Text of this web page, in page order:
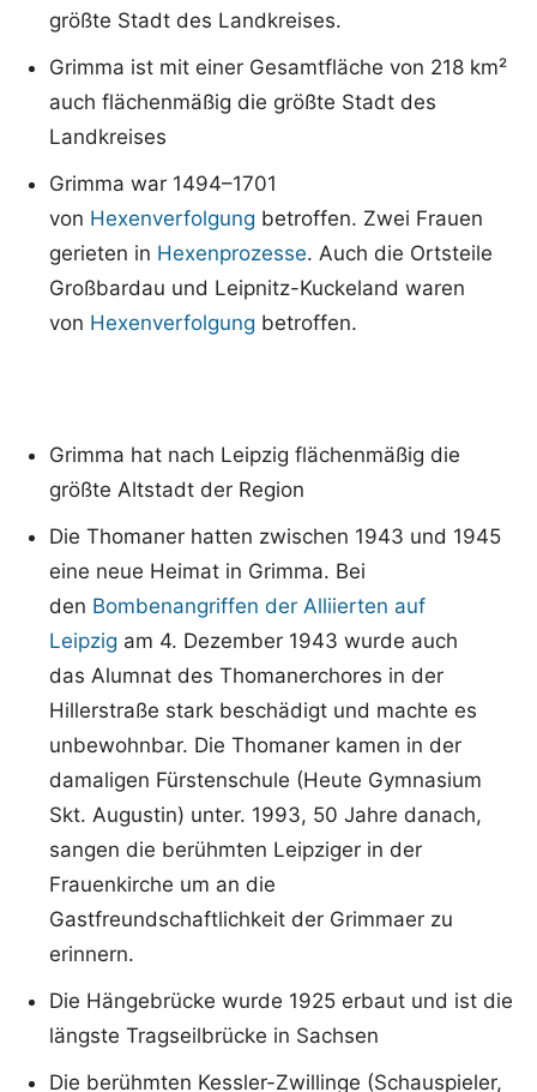
größte Stadt des Landkreises.
Grimma ist mit einer Gesamtfläche von 218 km²
auch flächenmäßig die größte Stadt des
Landkreises
Grimma war 1494–1701
von Hexenverfolgung betroffen. Zwei Frauen
gerieten in Hexenprozesse. Auch die Ortsteile
Großbardau und Leipnitz-Kuckeland waren
von Hexenverfolgung betroffen.
Grimma hat nach Leipzig flächenmäßig die
größte Altstadt der Region
Die Thomaner hatten zwischen 1943 und 1945
eine neue Heimat in Grimma. Bei
den Bombenangriffen der Alliierten auf
Leipzig am 4. Dezember 1943 wurde auch
das Alumnat des Thomanerchores in der
Hillerstraße stark beschädigt und machte es
unbewohnbar. Die Thomaner kamen in der
damaligen Fürstenschule (Heute Gymnasium
Skt. Augustin) unter. 1993, 50 Jahre danach,
sangen die berühmten Leipziger in der
Frauenkirche um an die
Gastfreundschaftlichkeit der Grimmaer zu
erinnern.
Die Hängebrücke wurde 1925 erbaut und ist die
längste Tragseilbrücke in Sachsen
Die berühmten Kessler-Zwillinge (Schauspieler,